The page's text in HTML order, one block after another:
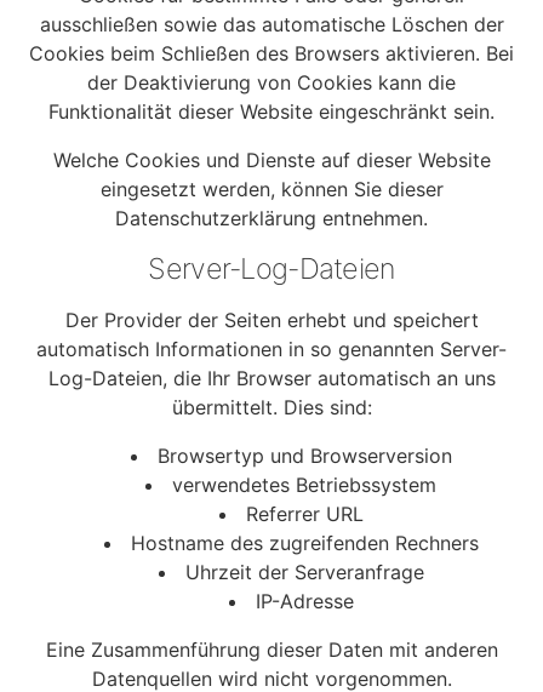
ausschließen sowie das automatische Löschen der
Cookies beim Schließen des Browsers aktivieren. Bei
der Deaktivierung von Cookies kann die
Funktionalität dieser Website eingeschränkt sein.
Welche Cookies und Dienste auf dieser Website
eingesetzt werden, können Sie dieser
Datenschutzerklärung entnehmen.
Server-Log-Dateien
Der Provider der Seiten erhebt und speichert
automatisch Informationen in so genannten Server-
Log-Dateien, die Ihr Browser automatisch an uns
übermittelt. Dies sind:
Browsertyp und Browserversion
verwendetes Betriebssystem
Referrer URL
Hostname des zugreifenden Rechners
Uhrzeit der Serveranfrage
IP-Adresse
Eine Zusammenführung dieser Daten mit anderen
Datenquellen wird nicht vorgenommen.